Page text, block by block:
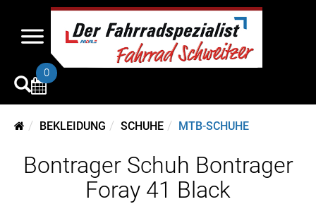
0
BEKLEIDUNG SCHUHE MTB-SCHUHE
Bontrager Schuh Bontrager
Foray 41 Black